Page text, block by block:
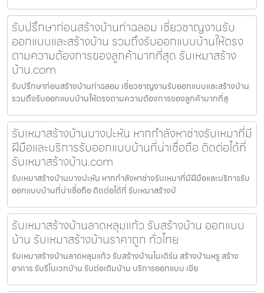
รับปรึกษาก่อนสร้างบ้านท่าฉลอม เชี่ยวชาญงานรับ
ออกแบบและสร้างบ้าน รวมถึงรับออกแบบบ้านให้ตรง
ตามความต้องการของลูกค้ามากที่สุด รับเหมาสร้าง
บ้าน.com
รับปรึกษาก่อนสร้างบ้านท่าฉลอม เชี่ยวชาญงานรับออกแบบและสร้างบ้าน
รวมถึงรับออกแบบบ้านให้ตรงตามความต้องการของลูกค้ามากที่สุ
รับเหมาสร้างบ้านบางปะหัน หากกำลังหาช่างรับเหมาที่มี
ฝีมือและบริการรับออกแบบบ้านที่น่าเชื่อถือ ติดต่อได้ที่
รับเหมาสร้างบ้าน.com
รับเหมาสร้างบ้านบางปะหัน หากกำลังหาช่างรับเหมาที่มีฝีมือและบริการรับ
ออกแบบบ้านที่น่าเชื่อถือ ติดต่อได้ที่ รับเหมาสร้างบ้
รับเหมาสร้างบ้านลาดหลุมแก้ว รับสร้างบ้าน ออกแบบ
บ้าน รับเหมาสร้างบ้านราคาถูก ทั่วไทย
รับเหมาสร้างบ้านลาดหลุมแก้ว รับสร้างบ้านโมเดิร์น สร้างบ้านหรู สร้าง
อาคาร รับรีโนเวทบ้าน รับต่อเติมบ้าน บริการออกแบบ เขีย